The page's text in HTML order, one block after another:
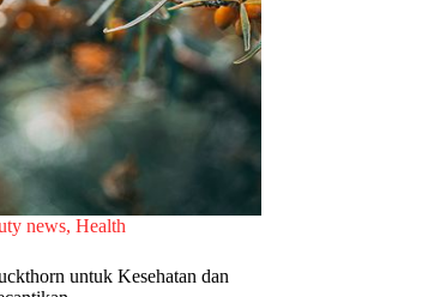
news,Health
untuk Kesehatan dan